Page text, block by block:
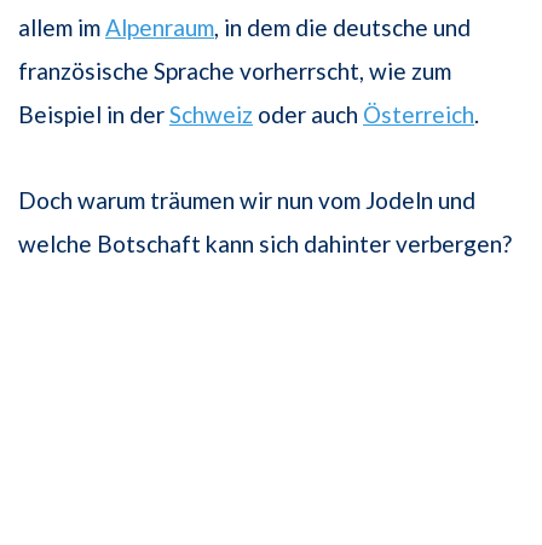
allem imAlpenraum, in dem die deutsche und
französische Sprache vorherrscht, wie zum
Beispiel in derSchweiz oder auch Österreich.
Doch warum träumen wir nun vom Jodeln und
welche Botschaft kann sich dahinter verbergen?